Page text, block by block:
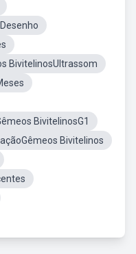
BivitelinosUltrassom
BivitelinosG1
Bivitelinos